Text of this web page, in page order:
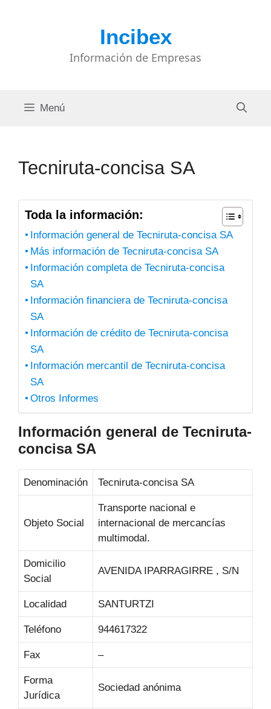
Incibex
Información de Empresas
Menú
Tecniruta-concisa SA
Toda la información:
Información general de Tecniruta-concisa SA
Más información de Tecniruta-concisa SA
Información completa de Tecniruta-concisa
SA
Información financiera de Tecniruta-concisa
SA
Información de crédito de Tecniruta-concisa
SA
Información mercantil de Tecniruta-concisa
SA
Otros Informes
Información general de Tecniruta-
concisa SA
Denominación Tecniruta-concisa SA
Objeto Social
Transporte nacional e
internacional de mercancías
multimodal.
Domicilio
Social
AVENIDA IPARRAGIRRE , S/N
Localidad SANTURTZI
Teléfono 944617322
Fax –
Forma
Jurídica
Sociedad anónima